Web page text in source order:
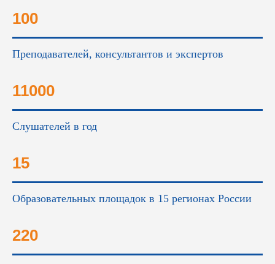
100
Преподавателей, консультантов и экспертов
11000
Слушателей в год
15
Образовательных площадок в 15 регионах России
220